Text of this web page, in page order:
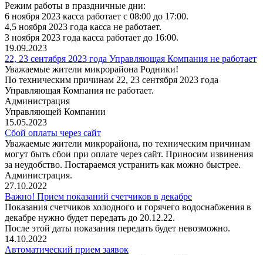
Режим работы в праздничные дни:
6 ноября 2023 касса работает с 08:00 до 17:00.
4,5 ноября 2023 года касса не работает.
3 ноября 2023 года касса работает до 16:00.
19.09.2023
22, 23 сентября 2023 года Управляющая Компания не работает
Уважаемые жители микрорайона Родники!
По техническим причинам 22, 23 сентября 2023 года
Управляющая Компания не работает.
Администрация
Управляющей Компании
15.05.2023
Сбой оплаты через сайт
Уважаемые жители микрорайона, по техническим причинам
могут быть сбои при оплате через сайт. Приносим извинения
за неудобство. Постараемся устранить как можно быстрее.
Администрация.
27.10.2022
Важно! Прием показаний счетчиков в декабре
Показания счетчиков холодного и горячего водоснабжения в
декабре нужно будет передать до 20.12.22.
После этой даты показания передать будет невозможно.
14.10.2022
Автоматический прием заявок